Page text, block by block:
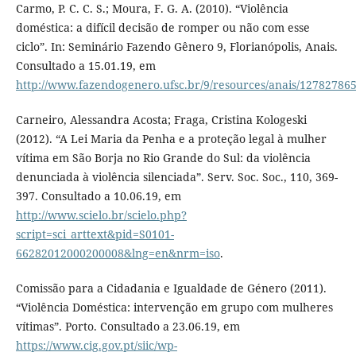
Carmo, P. C. C. S.; Moura, F. G. A. (2010). “Violência
doméstica: a difícil decisão de romper ou não com esse
ciclo”. In: Seminário Fazendo Gênero 9, Florianópolis, Anais.
Consultado a 15.01.19, em
http://www.fazendogenero.ufsc.br/9/resources/anais/
Carneiro, Alessandra Acosta; Fraga, Cristina Kologeski
(2012). “A Lei Maria da Penha e a proteção legal à mulher
vítima em São Borja no Rio Grande do Sul: da violência
denunciada à violência silenciada”. Serv. Soc. Soc., 110, 369-
397. Consultado a 10.06.19, em
http://www.scielo.br/scielo.php?
script=sci_arttext&pid=S0101-
66282012000200008&lng=en&nrm=iso.
Comissão para a Cidadania e Igualdade de Género (2011).
“Violência Doméstica: intervenção em grupo com mulheres
vítimas”. Porto. Consultado a 23.06.19, em
https://www.cig.gov.pt/siic/wp-